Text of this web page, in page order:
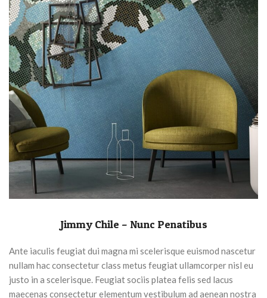
Jimmy Chile – Nunc Penatibus
Ante iaculis feugiat dui magna mi scelerisque euismod nascetur
nullam hac consectetur class metus feugiat ullamcorper nisl eu
justo in a scelerisque. Feugiat sociis platea felis sed lacus
maecenas consectetur elementum vestibulum ad aenean nostra